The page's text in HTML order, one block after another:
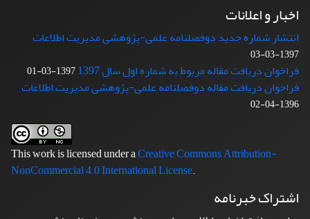
اخبار و اعلانات
انتشار شماره جدید دوفصلنامه علمی-پژوهشی مدیریت اطلاعات
1397-03-03
فراخوان دریافت مقاله مربوط به شماره اول سال 1397 1397-03-01
فراخوان دریافت مقاله دوفصلنامه علمی-پژوهشی مدیریت اطلاعات
1396-04-02
This work is licensed under aCreative Commons Attribution-
NonCommercial 4.0 International License.
اشتراک خبرنامه